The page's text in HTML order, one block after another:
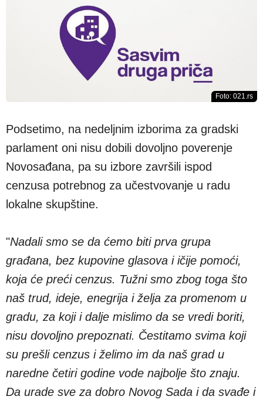
Foto: 021.rs
Podsetimo, na nedeljnim izborima za gradski
parlament oni nisu dobili dovoljno poverenje
Novosađana, pa su izbore završili ispod
cenzusa potrebnog za učestvovanje u radu
lokalne skupštine.
"Nadali smo se da ćemo biti prva grupa
građana, bez kupovine glasova i ičije pomoći,
koja će preći cenzus. Tužni smo zbog toga što
naš trud, ideje, enegrija i želja za promenom u
gradu, za koji i dalje mislimo da se vredi boriti,
nisu dovoljno prepoznati. Čestitamo svima koji
su prešli cenzus i želimo im da naš grad u
naredne četiri godine vode najbolje što znaju.
Da urade sve za dobro Novog Sada i da svađe i